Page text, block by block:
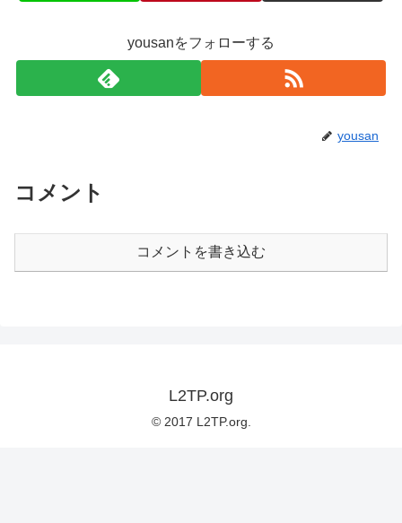
yousanをフォローする
yousan
コメント
コメントを書き込む
L2TP.org
© 2017 L2TP.org.